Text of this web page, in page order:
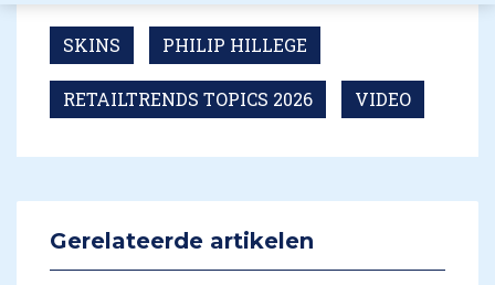
SKINS PHILIP HILLEGE
RETAILTRENDS TOPICS 2026 VIDEO
Gerelateerde artikelen